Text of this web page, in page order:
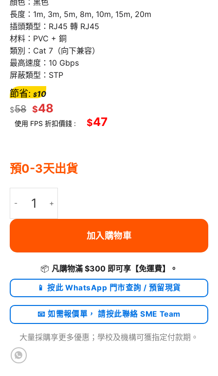
長度：1m, 3m, 5m, 8m, 10m, 15m, 20m
插頭類型：RJ45 轉 RJ45
材料：PVC + 銅
類別：Cat 7（向下兼容）
最高速度：10 Gbps
屏蔽類型：STP
$58 $48
節省: $10
使用 FPS 折扣價錢 : $47
預0-3天出貨
加入購物車
📦 凡購物滿 $300 即可享 【免運費】 。
📱 按此 WhatsApp 門市查詢 / 預留現貨
📧 如需報價單， 請按此聯絡 SME Team
大量採購享更多優惠；學校及機構可獲指定付款期。